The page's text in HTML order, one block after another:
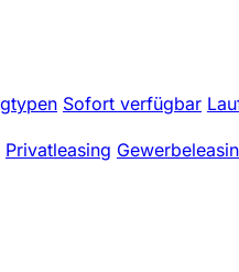
Sofort verfügbar
Privatleasing